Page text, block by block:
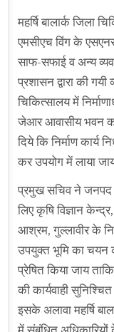
महर्षि बालार्क जिला
एमसीएच विंग के
साफ-सफाई व अन्य
प्रशासन द्वारा की
चिकित्सालय में
जेआर आवासीय भवन का
दिये कि निर्माण कार्य
कर उपयोग में लाया
प्रमुख सचिव ने जनपद
लिए कृषि विज्ञान
आश्रम, गुल्लावीर के
उपयुक्त भूमि का चयन
प्रेषित किया जाय
की कार्यवाही
इसके अलावा महर्षि